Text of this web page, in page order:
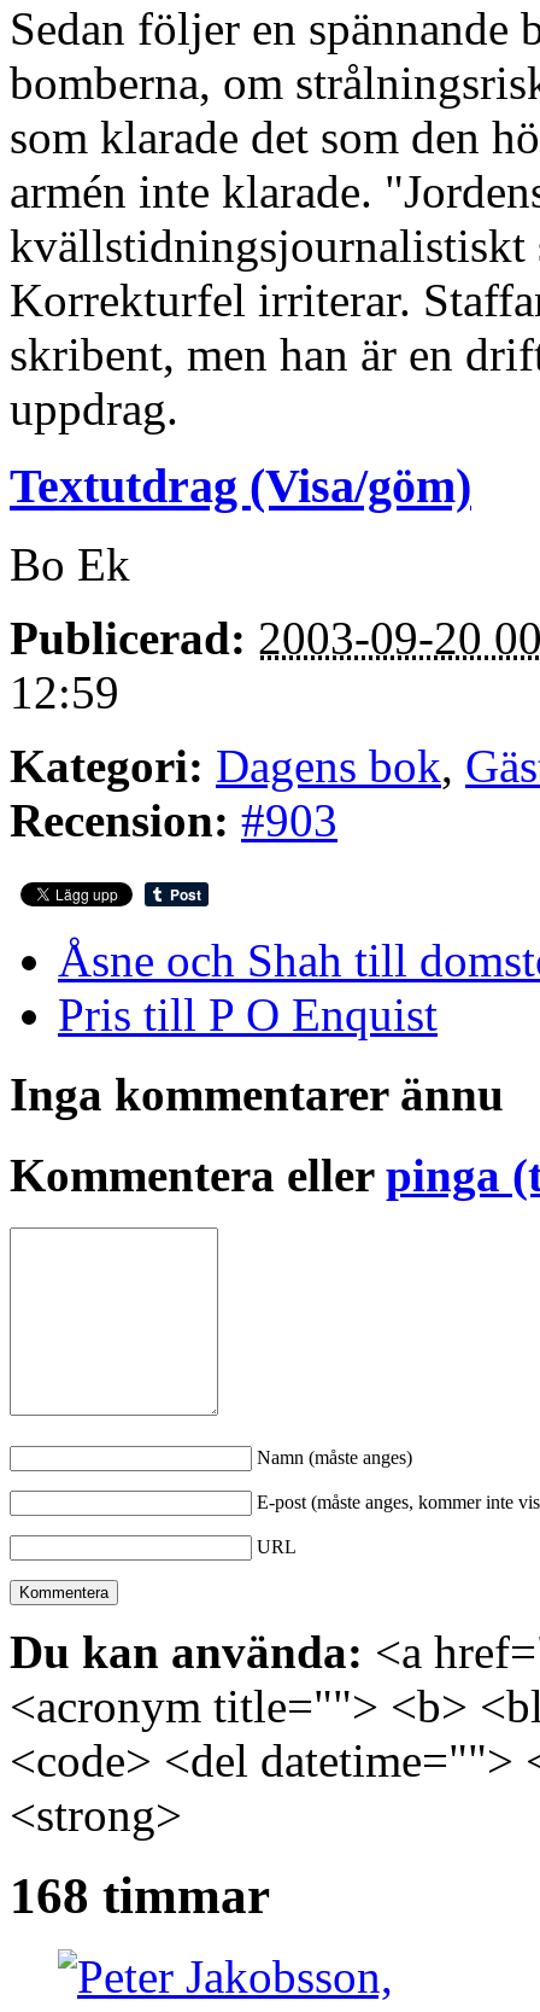
Sedan följer en spännande
bomberna, om
som klarade det som den
armén inte klarade.
kvällstidningsjournalistiskt
Korrekturfel irriterar.
skribent, men han är en
uppdrag.
Textutdrag (Visa/göm)
Bo Ek
Publicerad: 2003-09-20
12:59
Kategori: Dagens bok,
Recension: #903
Åsne och Shah till
Pris till P O Enquist
Inga kommentarer ännu
Kommentera eller pinga
Namn (måste anges)
E-post (måste anges, kommer inte
URL
Du kan använda: <a
<acronym title=""> <b>
<code> <del
<strong>
168 timmar